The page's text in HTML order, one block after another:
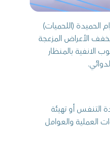
الحميدة (اللحميات)
الأعراض المزعجة
بالمنظار
التنفس أو تهيئة
العملية والعوامل